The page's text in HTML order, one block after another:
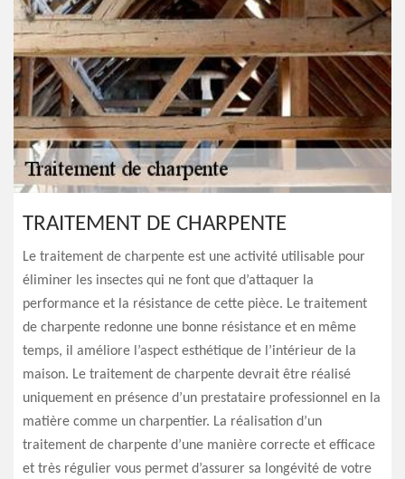
TRAITEMENT DE CHARPENTE
Le traitement de charpente est une activité utilisable pour
éliminer les insectes qui ne font que d’attaquer la
performance et la résistance de cette pièce. Le traitement
de charpente redonne une bonne résistance et en même
temps, il améliore l’aspect esthétique de l’intérieur de la
maison. Le traitement de charpente devrait être réalisé
uniquement en présence d’un prestataire professionnel en la
matière comme un charpentier. La réalisation d’un
traitement de charpente d’une manière correcte et efficace
et très régulier vous permet d’assurer sa longévité de votre